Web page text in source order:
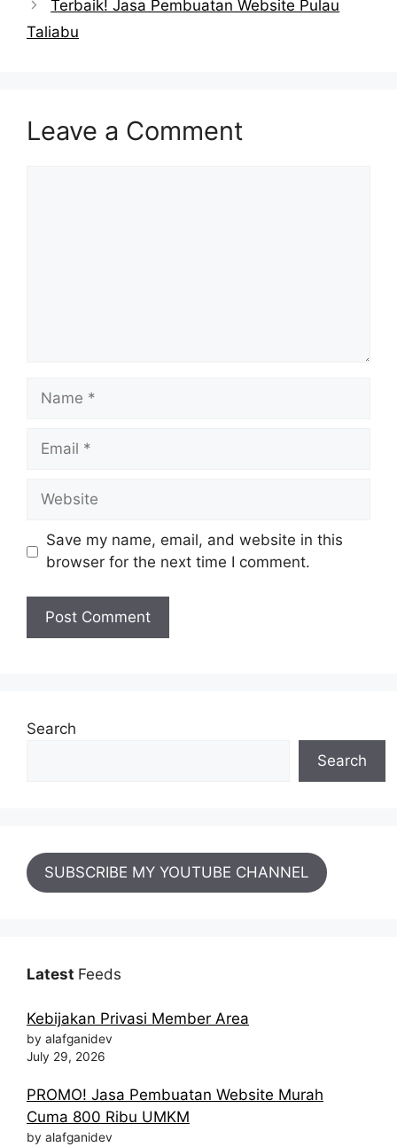
Terbaik! Jasa Pembuatan Website Pulau
Taliabu
Leave a Comment
Name
Email
Website
Save my name, email, and website in this
browser for the next time I comment.
Search
Search
SUBSCRIBE MY YOUTUBE CHANNEL
Latest Feeds
Kebijakan Privasi Member Area
by alafganidev
July 29, 2026
PROMO! Jasa Pembuatan Website Murah
Cuma 800 Ribu UMKM
by alafganidev